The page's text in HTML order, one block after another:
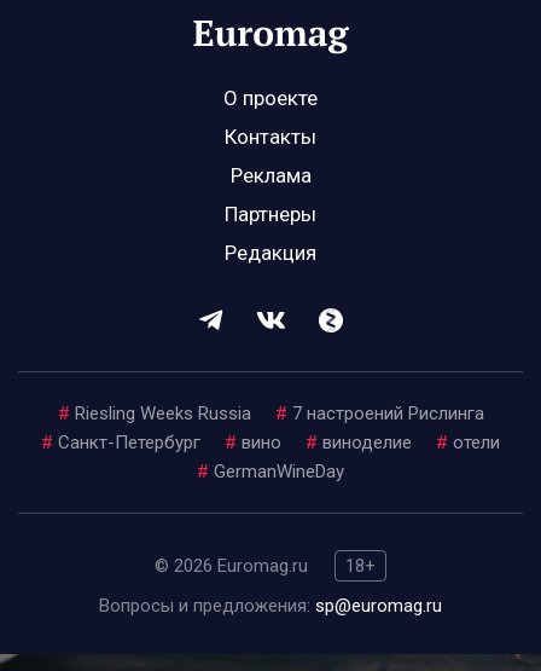
О проекте
Контакты
Реклама
Партнеры
Редакция
# Riesling Weeks Russia # 7 настроений Рислинга
# Санкт-Петербург # вино # виноделие # отели
# GermanWineDay
© 2026 Euromag.ru
18+
Вопросы и предложения: sp@euromag.ru